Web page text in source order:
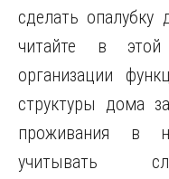
сделать опалубку
читайте в
организации
структуры дома
проживания в
учитывать